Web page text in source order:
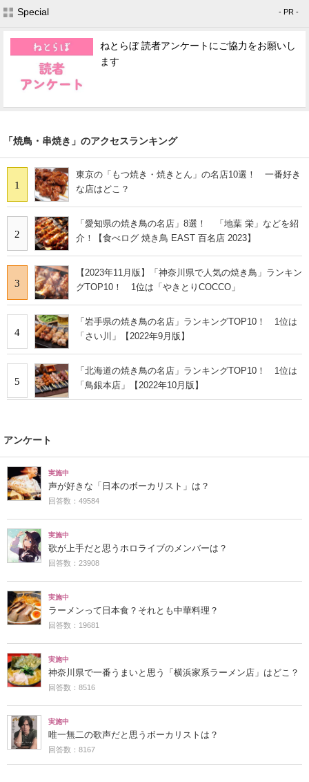
Special - PR -
ねとらぼ 読者アンケートにご協力をお願いし
ます
「焼鳥・串焼き」のアクセスランキング
1
東京の「もつ焼き・焼きとん」の名店10選！ 一番好き
な店はどこ？
2
「愛知県の焼き鳥の名店」8選！ 「地葉 栄」などを紹
介！【食べログ 焼き鳥 EAST 百名店 2023】
3
【2023年11月版】「神奈川県で人気の焼き鳥」ランキン
グTOP10！ 1位は「やきとりCOCCO」
4
「岩手県の焼き鳥の名店」ランキングTOP10！ 1位は
「さい川」【2022年9月版】
5
「北海道の焼き鳥の名店」ランキングTOP10！ 1位は
「鳥銀本店」【2022年10月版】
アンケート
実施中
声が好きな「日本のボーカリスト」は？
回答数：49584
実施中
歌が上手だと思うホロライブのメンバーは？
回答数：23908
実施中
ラーメンって日本食？それとも中華料理？
回答数：19681
実施中
神奈川県で一番うまいと思う「横浜家系ラーメン店」はどこ？
回答数：8516
実施中
唯一無二の歌声だと思うボーカリストは？
回答数：8167